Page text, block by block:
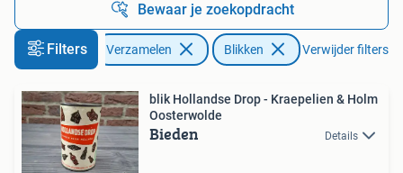
Bewaar je zoekopdracht
Filters Verzamelen Blikken Verwijder filters
blik Hollandse Drop - Kraepelien & Holm
Oosterwolde
Bieden Details